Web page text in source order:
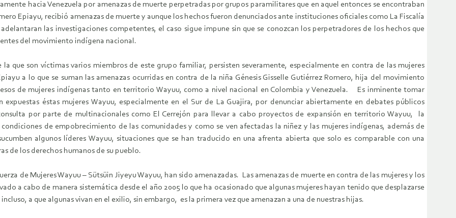
hacia Venezuela por amenazas de muerte perpetradas por grupos paramilitares que en aquel entonces se encontraban
Epiayu, recibió amenazas de muerte y aunque los hechos fueron denunciados ante instituciones oficiales como La Fiscalía
las investigaciones competentes, el caso sigue impune sin que se conozcan los perpetradores de los hechos que
del movimiento indígena nacional.
que son víctimas varios miembros de este grupo familiar, persisten severamente, especialmente en contra de las mujeres
a lo que se suman las amenazas ocurridas en contra de la niña Génesis Gisselle Gutiérrez Romero, hija del movimiento
de mujeres indígenas tanto en territorio Wayuu, como a nivel nacional en Colombia y Venezuela. Es inminente tomar
éstas mujeres Wayuu, especialmente en el Sur de La Guajira, por denunciar abiertamente en debates públicos
por parte de multinacionales como El Cerrejón para llevar a cabo proyectos de expansión en territorio Wayuu, la
de empobrecimiento de las comunidades y como se ven afectadas la niñez y las mujeres indígenas, además de
algunos líderes Wayuu, situaciones que se han traducido en una afrenta abierta que solo es comparable con una
de los derechos humanos de su pueblo.
de Mujeres Wayuu – Sütsüin Jiyeyu Wayuu, han sido amenazadas. Las amenazas de muerte en contra de las mujeres y los
a cabo de manera sistemática desde el año 2005 lo que ha ocasionado que algunas mujeres hayan tenido que desplazarse
a que algunas vivan en el exilio, sin embargo, es la primera vez que amenazan a una de nuestras hijas.